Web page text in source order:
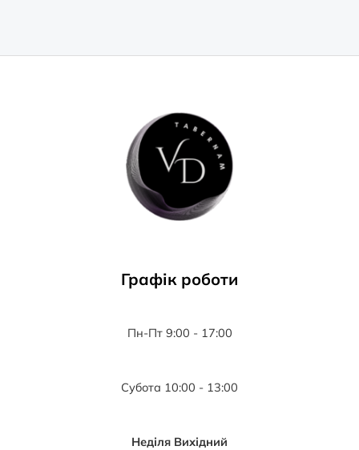
Графік роботи
Пн-Пт 9:00 - 17:00
Субота 10:00 - 13:00
Неділя Вихідний